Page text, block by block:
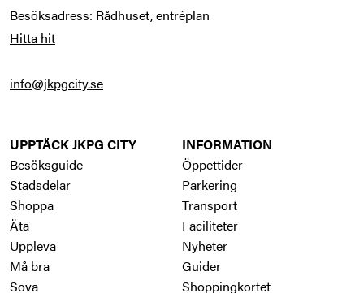
Hitta hit
info@jkpgcity.se
UPPTÄCK JKPG CITY
Besöksguide
Stadsdelar
Shoppa
Äta
Uppleva
Må bra
Sova
INFORMATION
Öppettider
Parkering
Transport
Faciliteter
Nyheter
Guider
Shoppingkortet